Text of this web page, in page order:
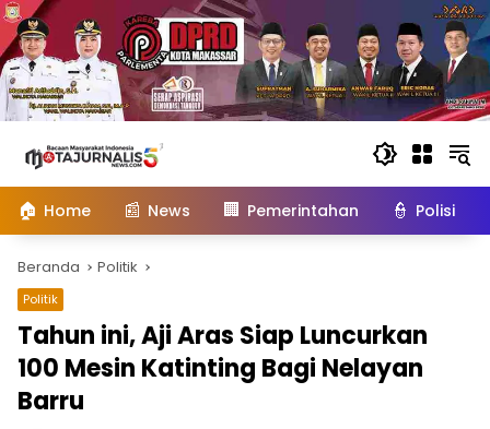
konten
🏠 Home 📰 News 🏢 Pemerintahan 👮 Polisi
Beranda Politik
Politik
Tahun ini, Aji Aras Siap Luncurkan
100 Mesin Katinting Bagi Nelayan
Barru